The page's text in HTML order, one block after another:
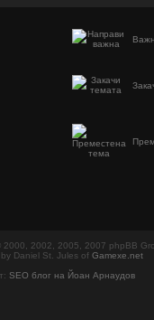
2000, 2002, 2005, 2007 phpBB
Daniel St. Jules of Gamexe.net
SEO блог на Йоан Арнаудов